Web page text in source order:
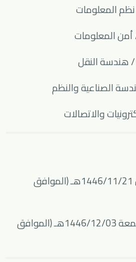
المعلومات
أمن المعلومات
هندسة النقل
الصناعية والنظم
والاتصالات
بدأ التقديم: الإثنين 1446/11/21هـ (الموافق
ينتهي التقديم: الجمعة 1446/12/03هـ (الموافق